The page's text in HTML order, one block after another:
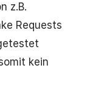
z.B.
Requests
kein